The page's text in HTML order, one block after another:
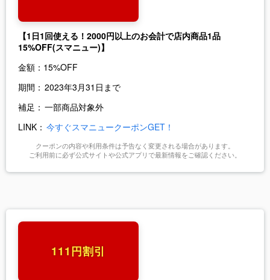
【1日1回使える！2000円以上のお会計で店内商品1品
15%OFF(スマニュー)】
金額： 15%OFF
期間： 2023年3月31日まで
補足： 一部商品対象外
LINK： 今すぐスマニュークーポンGET！
クーポンの内容や利用条件は予告なく変更される場合があります。
ご利用前に必ず公式サイトや公式アプリで最新情報をご確認ください。
111円割引